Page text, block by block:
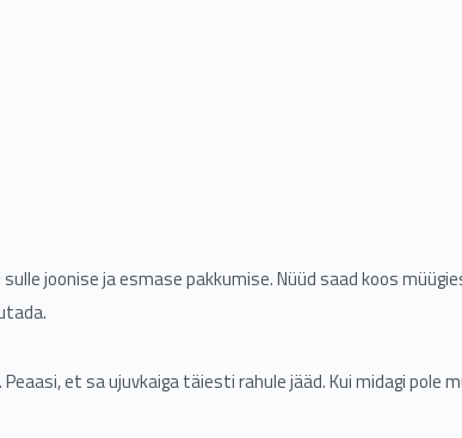
joonise ja esmase pakkumise. Nüüd saad koos
et sa ujuvkaiga täiesti rahule jääd. Kui midagi pole